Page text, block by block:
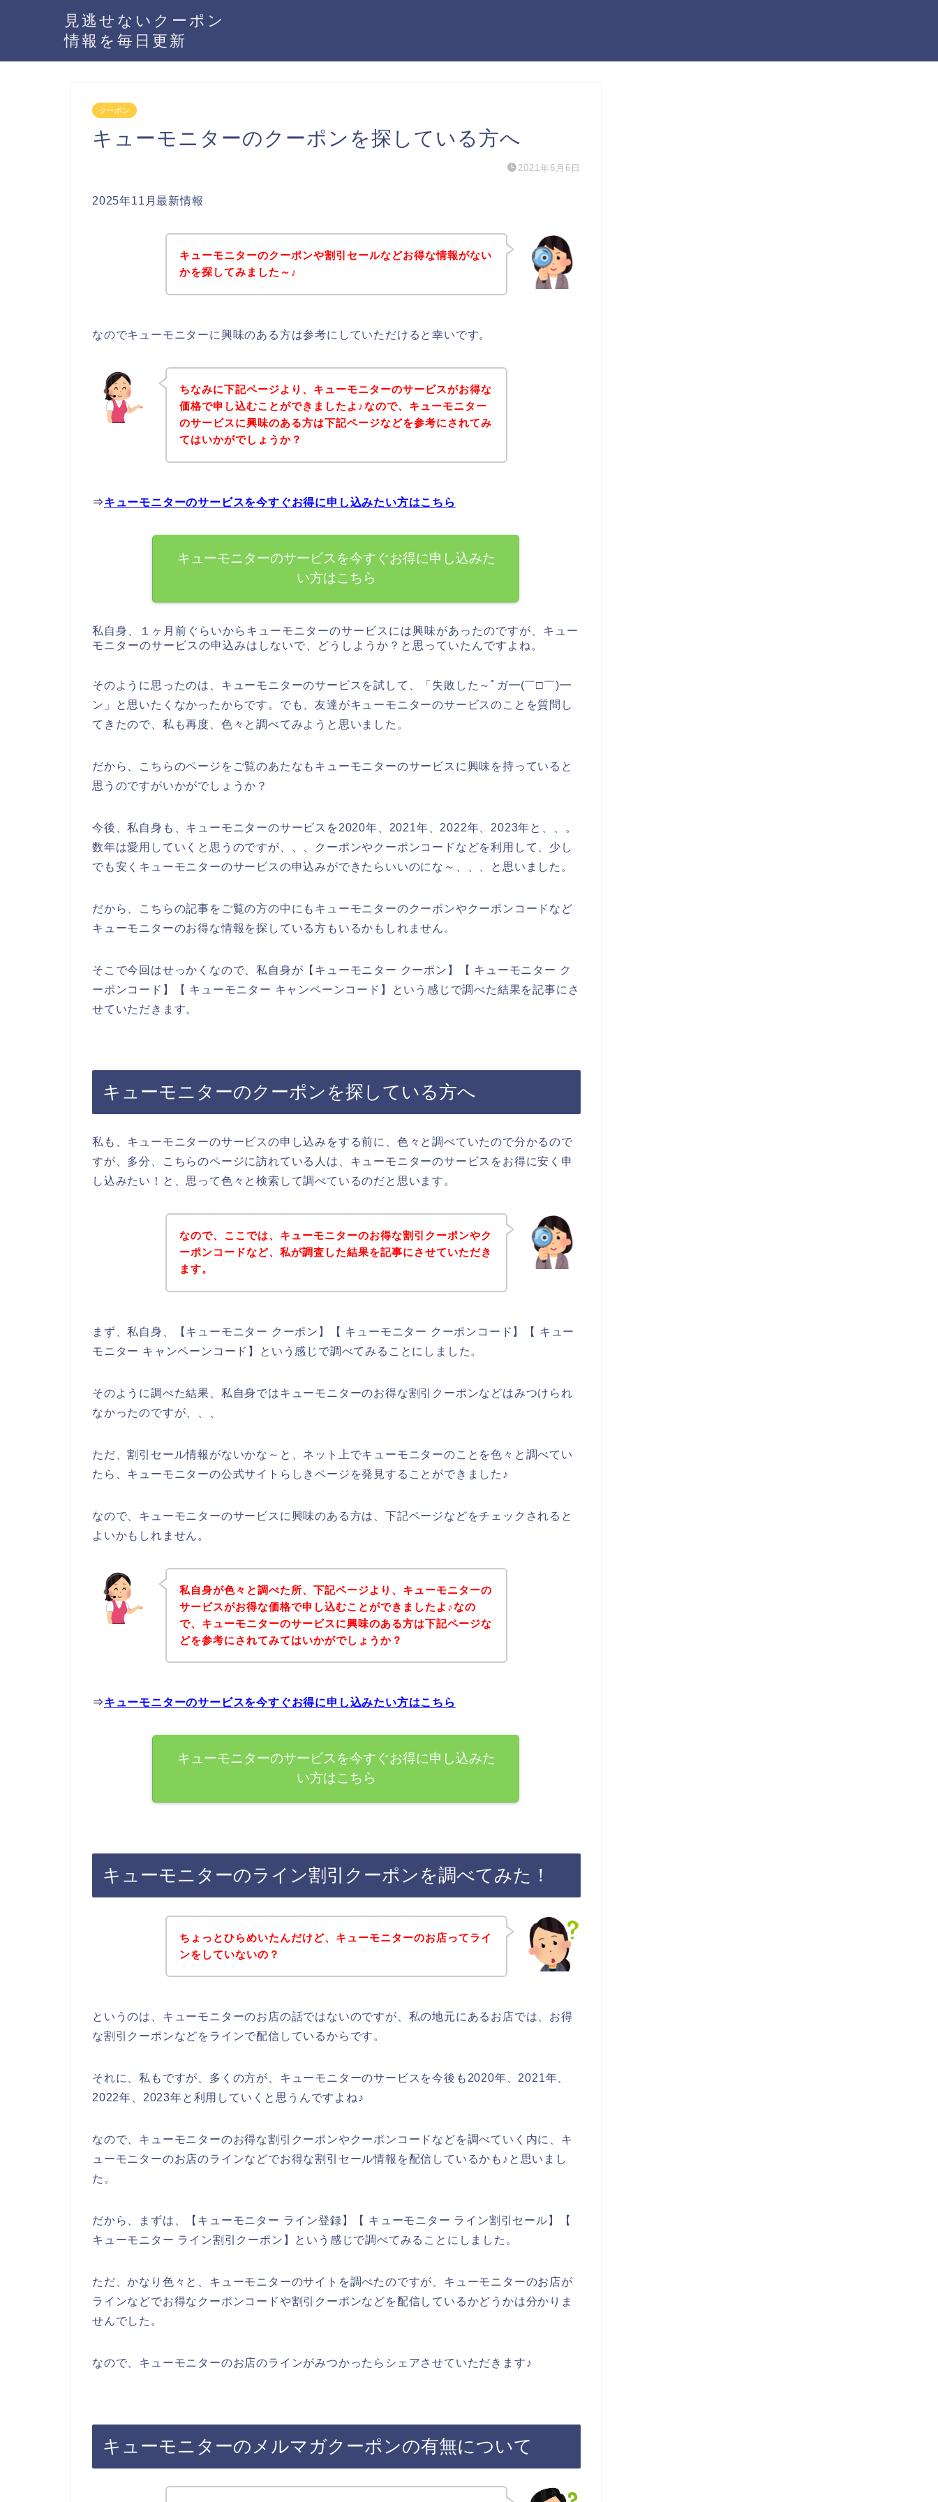
見逃せないクーポン
情報を毎日更新
クーポン
キューモニターのクーポンを探している方へ
2021年6月6日
2025年11月最新情報
キューモニターのクーポンや割引セールなどお得な情報がない
かを探してみました～♪
なのでキューモニターに興味のある方は参考にしていただけると幸いです。
ちなみに下記ページより、キューモニターのサービスがお得な
価格で申し込むことができましたよ♪なので、キューモニター
のサービスに興味のある方は下記ページなどを参考にされてみ
てはいかがでしょうか？
⇒キューモニターのサービスを今すぐお得に申し込みたい方はこちら
キューモニターのサービスを今すぐお得に申し込みた
い方はこちら
私自身、１ヶ月前ぐらいからキューモニターのサービスには興味があったのですが、キュー
モニターのサービスの申込みはしないで、どうしようか？と思っていたんですよね。
そのように思ったのは、キューモニターのサービスを試して、「失敗した～ﾟガ━(￣□￣)━
ン」と思いたくなかったからです。でも、友達がキューモニターのサービスのことを質問し
てきたので、私も再度、色々と調べてみようと思いました。
だから、こちらのページをご覧のあたなもキューモニターのサービスに興味を持っていると
思うのですがいかがでしょうか？
今後、私自身も、キューモニターのサービスを2020年、2021年、2022年、2023年と、、。
数年は愛用していくと思うのですが、、、クーポンやクーポンコードなどを利用して、少し
でも安くキューモニターのサービスの申込みができたらいいのにな～、、、と思いました。
だから、こちらの記事をご覧の方の中にもキューモニターのクーポンやクーポンコードなど
キューモニターのお得な情報を探している方もいるかもしれません。
そこで今回はせっかくなので、私自身が【キューモニター クーポン】【 キューモニター ク
ーポンコード】【 キューモニター キャンペーンコード】という感じで調べた結果を記事にさ
せていただきます。
キューモニターのクーポンを探している方へ
私も、キューモニターのサービスの申し込みをする前に、色々と調べていたので分かるので
すが、多分、こちらのページに訪れている人は、キューモニターのサービスをお得に安く申
し込みたい！と、思って色々と検索して調べているのだと思います。
なので、ここでは、キューモニターのお得な割引クーポンやク
ーポンコードなど、私が調査した結果を記事にさせていただき
ます。
まず、私自身、【キューモニター クーポン】【 キューモニター クーポンコード】【 キュー
モニター キャンペーンコード】という感じで調べてみることにしました。
そのように調べた結果、私自身ではキューモニターのお得な割引クーポンなどはみつけられ
なかったのですが、、、
ただ、割引セール情報がないかな～と、ネット上でキューモニターのことを色々と調べてい
たら、キューモニターの公式サイトらしきページを発見することができました♪
なので、キューモニターのサービスに興味のある方は、下記ページなどをチェックされると
よいかもしれません。
私自身が色々と調べた所、下記ページより、キューモニターの
サービスがお得な価格で申し込むことができましたよ♪なの
で、キューモニターのサービスに興味のある方は下記ページな
どを参考にされてみてはいかがでしょうか？
⇒キューモニターのサービスを今すぐお得に申し込みたい方はこちら
キューモニターのサービスを今すぐお得に申し込みた
い方はこちら
キューモニターのライン割引クーポンを調べてみた！
ちょっとひらめいたんだけど、キューモニターのお店ってライ
ンをしていないの？
というのは、キューモニターのお店の話ではないのですが、私の地元にあるお店では、お得
な割引クーポンなどをラインで配信しているからです。
それに、私もですが、多くの方が、キューモニターのサービスを今後も2020年、2021年、
2022年、2023年と利用していくと思うんですよね♪
なので、キューモニターのお得な割引クーポンやクーポンコードなどを調べていく内に、キ
ューモニターのお店のラインなどでお得な割引セール情報を配信しているかも♪と思いまし
た。
だから、まずは、【キューモニター ライン登録】【 キューモニター ライン割引セール】【
キューモニター ライン割引クーポン】という感じで調べてみることにしました。
ただ、かなり色々と、キューモニターのサイトを調べたのですが、キューモニターのお店が
ラインなどでお得なクーポンコードや割引クーポンなどを配信しているかどうかは分かりま
せんでした。
なので、キューモニターのお店のラインがみつかったらシェアさせていただきます♪
キューモニターのメルマガクーポンの有無について